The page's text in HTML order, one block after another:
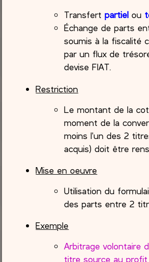
Transfertpartiel ou
Échange de parts
soumis à la fiscalité
par un flux de
devise FIAT.
Restriction
Le montant de la
moment de la
moins l'un des 2
acquis) doit être
Mise en oeuvre
Utilisation du
des parts entre 2
Exemple
Arbitrage volontaire
titre source au